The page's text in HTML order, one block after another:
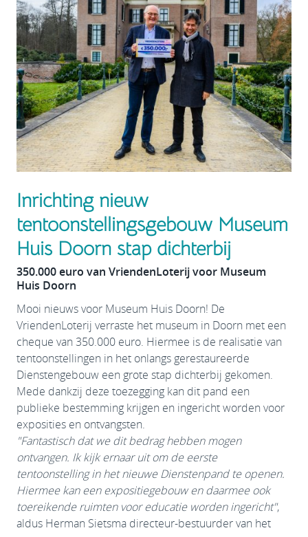
Inrichting nieuw
tentoonstellingsgebouw Museum
Huis Doorn stap dichterbij
350.000 euro van VriendenLoterij voor Museum
Huis Doorn
Mooi nieuws voor Museum Huis Doorn! De
VriendenLoterij verraste het museum in Doorn met een
cheque van 350.000 euro. Hiermee is de realisatie van
tentoonstellingen in het onlangs gerestaureerde
Dienstengebouw een grote stap dichterbij gekomen.
Mede dankzij deze toezegging kan dit pand een
publieke bestemming krijgen en ingericht worden voor
exposities en ontvangsten.
"Fantastisch dat we dit bedrag hebben mogen
ontvangen. Ik kijk ernaar uit om de eerste
tentoonstelling in het nieuwe Dienstenpand te openen.
Hiermee kan een expositiegebouw en daarmee ook
toereikende ruimten voor educatie worden ingericht",
aldus Herman Sietsma directeur-bestuurder van het